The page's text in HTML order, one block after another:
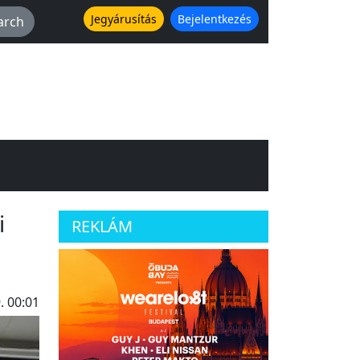
Jegyárusítás Bejelentkezés
00:01
REKLÁM